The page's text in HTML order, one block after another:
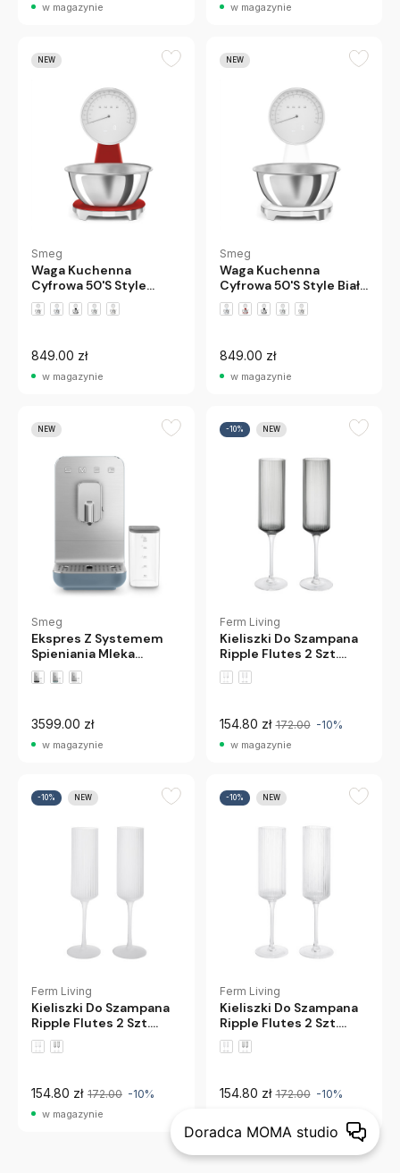
w magazynie w magazynie
NEW
Smeg
Waga Kuchenna
Cyfrowa 50'S Style
Czerwona Smeg
849.00 zł
w magazynie
NEW
Smeg
Waga Kuchenna
Cyfrowa 50'S Style Biała
Smeg
849.00 zł
w magazynie
NEW
Smeg
Ekspres Z Systemem
Spieniania Mleka
Collezione
Szaroniebieski Smeg
3599.00 zł
w magazynie
-10% NEW
Ferm Living
Kieliszki Do Szampana
Ripple Flutes 2 Szt.
Przydymione Szare
Ferm Living
154.80 zł 172.00 -10%
w magazynie
-10% NEW
Ferm Living
Kieliszki Do Szampana
Ripple Flutes 2 Szt.
Oszronione Ferm Living
154.80 zł 172.00 -10%
w magazynie
-10% NEW
Ferm Living
Kieliszki Do Szampana
Ripple Flutes 2 Szt.
Transparentne Ferm
Living
154.80 zł 172.00 -10%
Doradca MOMA studio